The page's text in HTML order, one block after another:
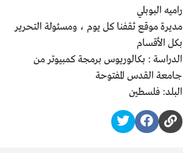
راميه البوبلي
مديرة موقع ثقفنا كل يوم ، ومسئولة التحرير
بكل الأقسام
الدراسة : بكالوريوس برمجة كمبيوتر من
جامعة القدس المفتوحة
البلد: فلسطين